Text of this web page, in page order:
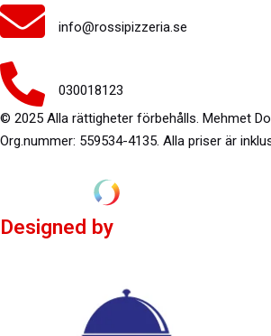
info@rossipizzeria.se
030018123
© 2025 Alla rättigheter förbehålls. Mehmet
Org.nummer: 559534-4135. Alla priser är
Designed by